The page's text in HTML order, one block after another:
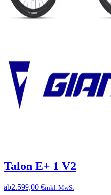
Talon E+ 1 V2
ab2.599,00 €inkl. MwSt